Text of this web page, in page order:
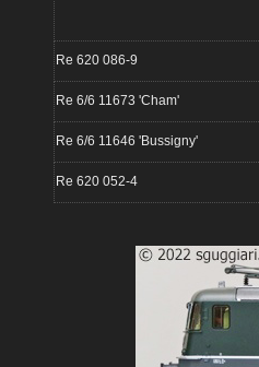
Re 620 086-9
Re 6/6 11673 'Cham'
Re 6/6 11646 'Bussigny'
Re 620 052-4